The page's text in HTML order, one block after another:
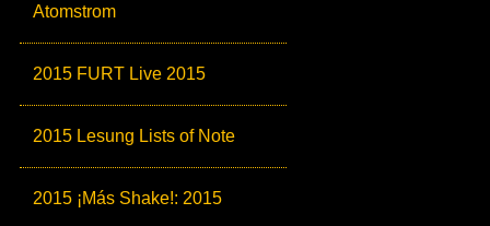
Atomstrom
2015 FURT Live 2015
2015 Lesung Lists of Note
2015 ¡Más Shake!: 2015